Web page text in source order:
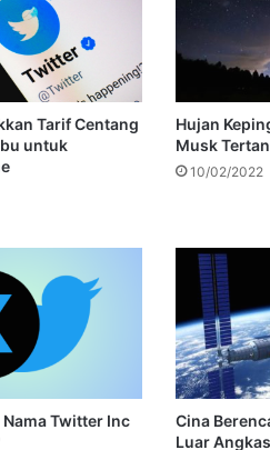
Tarif Centang
untuk
Hujan
Musk
10/02/2022
Twitter Inc
Cina
Luar